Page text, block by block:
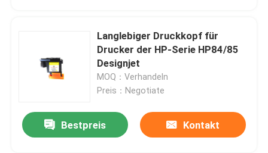
Langlebiger Druckkopf für
Drucker der HP-Serie HP84/85
Designjet
MOQ：Verhandeln
Preis：Negotiate
Bestpreis Kontakt